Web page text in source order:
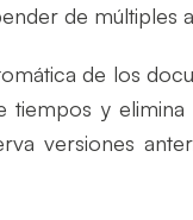
de múltiples
de los
y
versiones